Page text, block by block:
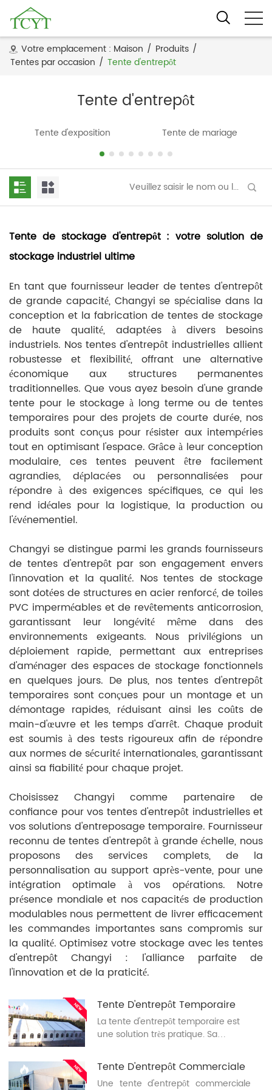
Votre emplacement : Maison / Produits /
Tentes par occasion / Tente d'entrepôt
Tente d'entrepôt
Tente d'exposition Tente de mariage
Tente de stockage d'entrepôt : votre solution de
stockage industriel ultime
En tant que fournisseur leader de tentes d'entrepôt
de grande capacité, Changyi se spécialise dans la
conception et la fabrication de tentes de stockage
de haute qualité, adaptées à divers besoins
industriels. Nos tentes d'entrepôt industrielles allient
robustesse et flexibilité, offrant une alternative
économique aux structures permanentes
traditionnelles. Que vous ayez besoin d'une grande
tente pour le stockage à long terme ou de tentes
temporaires pour des projets de courte durée, nos
produits sont conçus pour résister aux intempéries
tout en optimisant l'espace. Grâce à leur conception
modulaire, ces tentes peuvent être facilement
agrandies, déplacées ou personnalisées pour
répondre à des exigences spécifiques, ce qui les
rend idéales pour la logistique, la production ou
l'événementiel.
Changyi se distingue parmi les grands fournisseurs
de tentes d'entrepôt par son engagement envers
l'innovation et la qualité. Nos tentes de stockage
sont dotées de structures en acier renforcé, de toiles
PVC imperméables et de revêtements anticorrosion,
garantissant leur longévité même dans des
environnements exigeants. Nous privilégions un
déploiement rapide, permettant aux entreprises
d'aménager des espaces de stockage fonctionnels
en quelques jours. De plus, nos tentes d'entrepôt
temporaires sont conçues pour un montage et un
démontage rapides, réduisant ainsi les coûts de
main-d'œuvre et les temps d'arrêt. Chaque produit
est soumis à des tests rigoureux afin de répondre
aux normes de sécurité internationales, garantissant
ainsi sa fiabilité pour chaque projet.
Choisissez Changyi comme partenaire de
confiance pour vos tentes d'entrepôt industrielles et
vos solutions d'entreposage temporaire. Fournisseur
reconnu de tentes d'entrepôt à grande échelle, nous
proposons des services complets, de la
personnalisation au support après-vente, pour une
intégration optimale à vos opérations. Notre
présence mondiale et nos capacités de production
modulables nous permettent de livrer efficacement
les commandes importantes sans compromis sur
la qualité. Optimisez votre stockage avec les tentes
d'entrepôt Changyi : l'alliance parfaite de
l'innovation et de la praticité.
Tente D'entrepôt Temporaire
La tente d'entrepôt temporaire est
une solution très pratique. Sa
montage et un démontage faciles.
Dotée d'une structure robuste, elle
résiste aux intempéries. Disponible
Tente D'entrepôt Commerciale
Une tente d'entrepôt commerciale